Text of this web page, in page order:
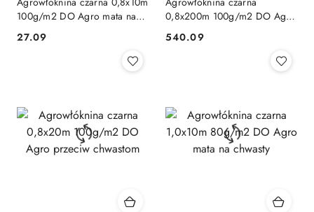
100g/m2 DO Agro mata na
Cena:
27.09
0,8x200m 100g/m2 DO Agro
Cena:
540.09